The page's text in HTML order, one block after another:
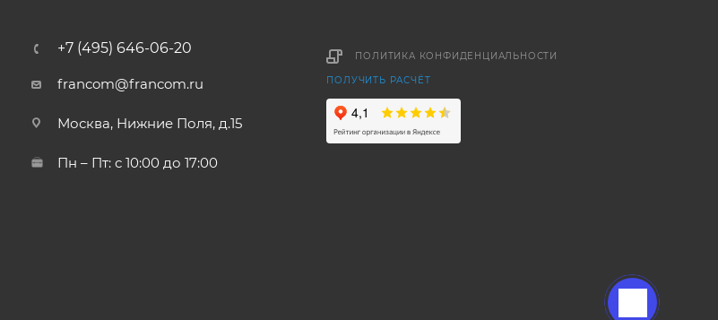
+7 (495) 646-06-20
francom@francom.ru
Москва, Нижние Поля, д.15
Пн – Пт: с 10:00 до 17:00
ПОЛИТИКА КОНФИДЕНЦИАЛЬНОСТИ
ПОЛУЧИТЬ РАСЧЁТ